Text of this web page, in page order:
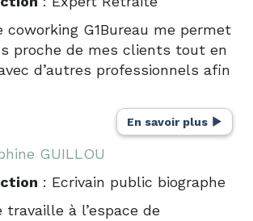
coworking G1Bureau me permet
proche de mes clients tout en
d’autres professionnels afin
En savoir plus
GUILLOU
: Ecrivain public biographe
travaille à l’espace de